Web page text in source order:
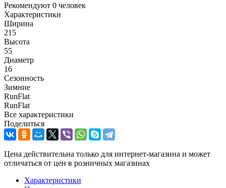
Рекомендуют 0 человек
Характеристики
Ширина
215
Высота
55
Диаметр
16
Сезонность
Зимние
RunFlat
RunFlat
Все характеристики
Поделиться
Цена действительна только для интернет-магазина и может
отличаться от цен в розничных магазинах
Характеристики